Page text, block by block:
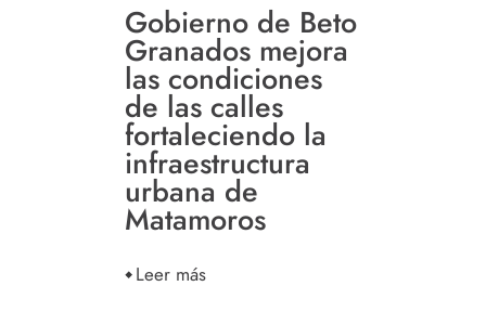
Gobierno de Beto
Granados mejora
las condiciones
de las calles
fortaleciendo la
infraestructura
urbana de
Matamoros
Leer más